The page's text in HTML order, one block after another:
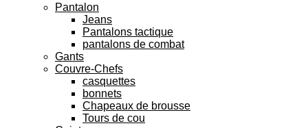
Pantalon
Jeans
Pantalons tactique
pantalons de combat
Gants
Couvre-Chefs
casquettes
bonnets
Chapeaux de brousse
Tours de cou